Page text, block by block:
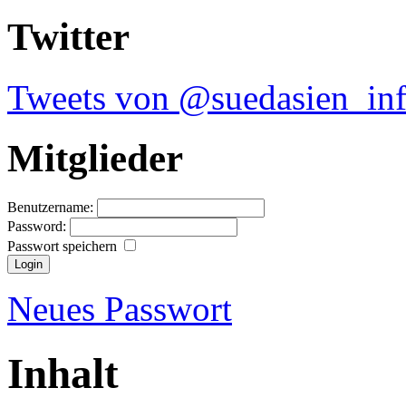
Twitter
Tweets von
Mitglieder
Benutzername:
Password:
Passwort speichern
Neues Passwort
Inhalt